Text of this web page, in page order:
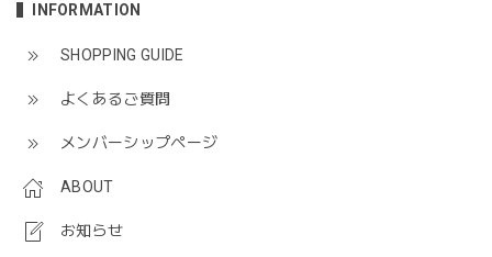
INFORMATION
SHOPPING GUIDE
よくあるご質問
メンバーシップページ
ABOUT
お知らせ